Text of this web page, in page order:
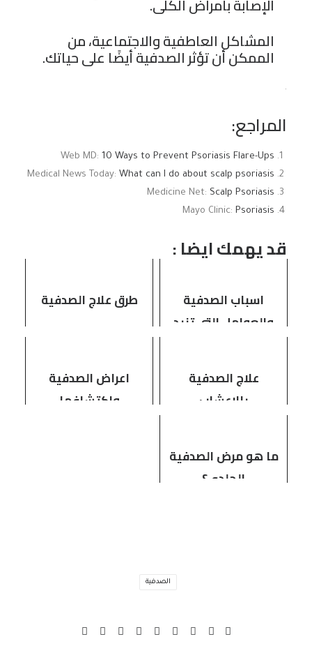
الإصابة بأمراض الكلى.
المشاكل العاطفية والاجتماعية، من
الممكن أن تؤثر الصدفية أيضًا على حياتك.
.
المراجع:
Web MD: 10 Ways to Prevent Psoriasis Flare-Ups
Medical News Today: What can I do about scalp psoriasis
Medicine Net: Scalp Psoriasis
Mayo Clinic: Psoriasis
قد يهمك ايضا :
اسباب الصدفية
والعوامل التي تزيد
طرق علاج الصدفية
علاج الصدفية
بالاعشاب
اعراض الصدفية
واكتشافها
ما هو مرض الصدفية
الجلدي؟
الصدفية